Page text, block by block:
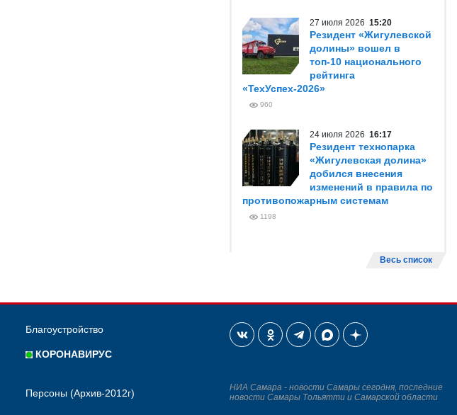
27 июля 2026 15:20
Резидент «Жигулевской
долины» вошел в
топ-10 национального
рейтинга
«ТехУспех-2026»
960
24 июля 2026 16:17
Резидент технопарка
«Жигулевская долина»
добился внесения
изменений в правила по
противопожарным системам
1198
Весь список
Благоустройство
КОРОНАВИРУС
Персоны (Архив-2012г)
НИА Самара - новости Самары сегодня, последние
новости Самары Тольятти и Самарской области